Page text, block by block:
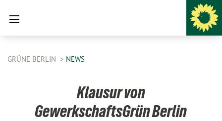
GRÜNE BERLIN NEWS
Klausur von
GewerkschaftsGrün Berlin